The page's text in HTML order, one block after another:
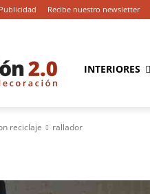
Publicidad Recibe nuestro newsletter
INTERIORES
reciclaje rallador